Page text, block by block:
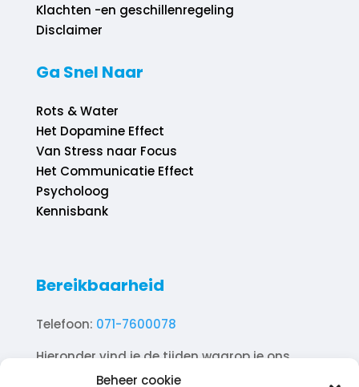
Beheer cookie
Klachten -en geschillenregeling
Disclaimer
Ga Snel Naar
Rots & Water
Het Dopamine Effect
Van Stress naar Focus
Het Communicatie Effect
Psycholoog
Kennisbank
Bereikbaarheid
Telefoon: 071-7600078
Hieronder vind je de tijden waarop je ons
telefonisch kunt bereiken.